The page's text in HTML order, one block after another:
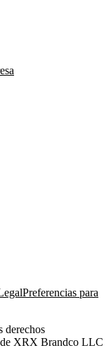
Preferencias para
derechos
de XRX Brandco LLC